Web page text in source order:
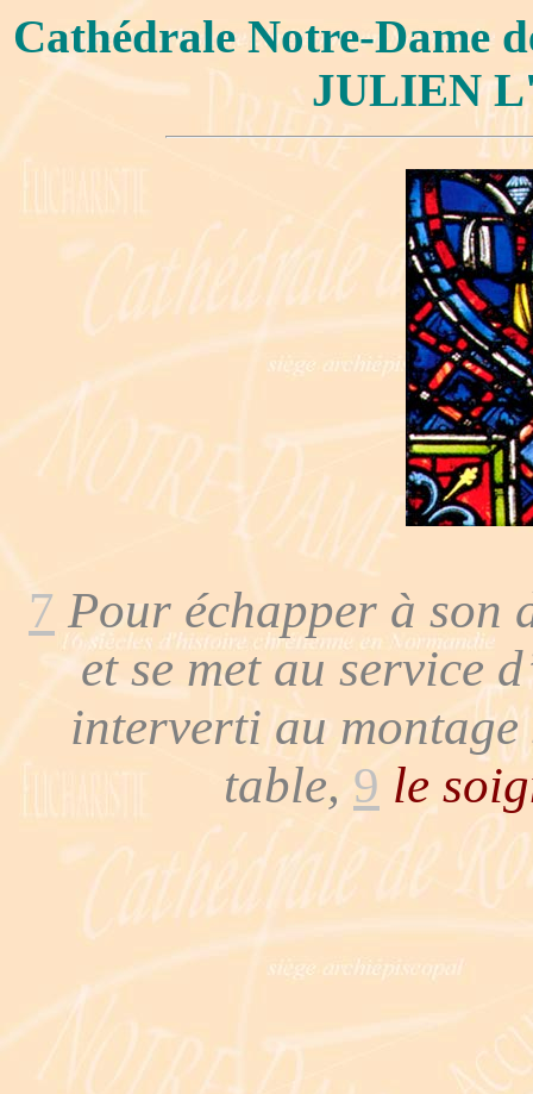
Cathédrale Notre-Dame
JULIEN
7 Pour échapper à son
et se met au service
interverti au
table, 9 le